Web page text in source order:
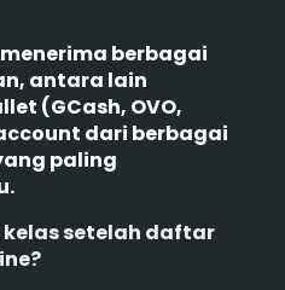
berbagai
antara lain
(GCash, OVO,
dari berbagai
paling
setelah daftar